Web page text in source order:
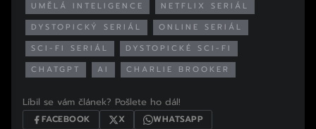
UMĚLÁ INTELIGENCE
NETFLIX SERIÁL
DYSTOPICKÝ SERIÁL
ONLINE SERIÁL
SCI-FI SERIÁL
DYSTOPICKÉ SCI-FI
CHATGPT
AI CHARLIE BROOKER
Líbil se vám článek? Pošlete ho dál!
FACEBOOK X
WHATSAPP